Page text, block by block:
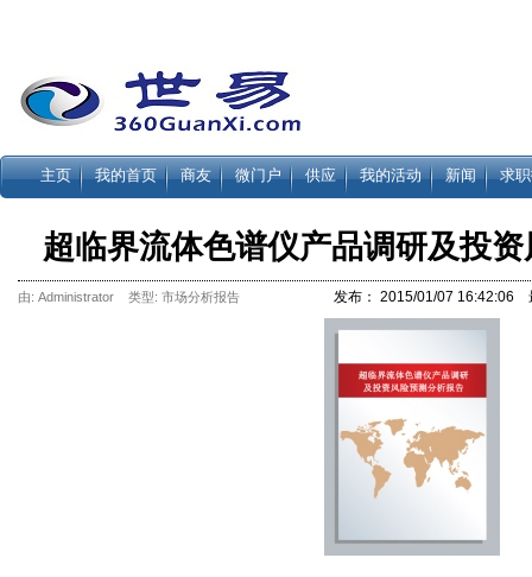
主页 我的首页 商友 微门户 供应 我的活动 新闻 求
超临界流体色谱仪产品调研及投
由: Administrator 类型: 市场分析报告 发布： 2015/01/07 16:42:06